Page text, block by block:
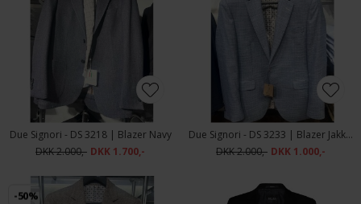
Due Signori - DS 3218 | Blazer Navy
DKK 2.000,- DKK 1.700,-
Due Signori - DS 3233 | Blazer Jakke Blue
DKK 2.000,- DKK 1.000,-
-50%